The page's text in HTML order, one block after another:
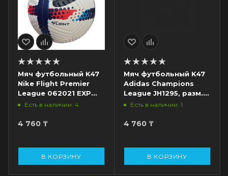
Мяч футбольный K47
Nike Flight Premier
League 062021 EXP
SC8235, разм. 5,
красный
Есть в наличии: 4
4 760 ₸
В КОРЗИНУ
Мяч футбольный K47
Adidas Champions
League JH1295, разм.
5, белый/синий/
Есть в наличии: 1
4 760 ₸
В КОРЗИНУ